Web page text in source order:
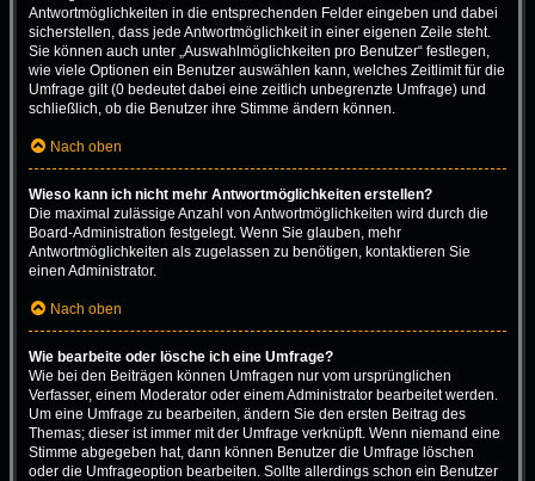
Antwortmöglichkeiten in die entsprechenden Felder eingeben und dabei
sicherstellen, dass jede Antwortmöglichkeit in einer eigenen Zeile steht.
Sie können auch unter „Auswahlmöglichkeiten pro Benutzer“ festlegen,
wie viele Optionen ein Benutzer auswählen kann, welches Zeitlimit für die
Umfrage gilt (0 bedeutet dabei eine zeitlich unbegrenzte Umfrage) und
schließlich, ob die Benutzer ihre Stimme ändern können.
Nach oben
Wieso kann ich nicht mehr Antwortmöglichkeiten erstellen?
Die maximal zulässige Anzahl von Antwortmöglichkeiten wird durch die
Board-Administration festgelegt. Wenn Sie glauben, mehr
Antwortmöglichkeiten als zugelassen zu benötigen, kontaktieren Sie
einen Administrator.
Nach oben
Wie bearbeite oder lösche ich eine Umfrage?
Wie bei den Beiträgen können Umfragen nur vom ursprünglichen
Verfasser, einem Moderator oder einem Administrator bearbeitet werden.
Um eine Umfrage zu bearbeiten, ändern Sie den ersten Beitrag des
Themas; dieser ist immer mit der Umfrage verknüpft. Wenn niemand eine
Stimme abgegeben hat, dann können Benutzer die Umfrage löschen
oder die Umfrageoption bearbeiten. Sollte allerdings schon ein Benutzer